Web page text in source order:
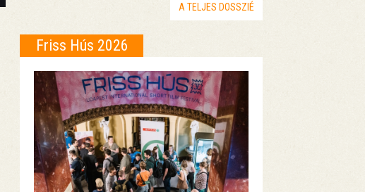
A TELJES DOSSZIÉ
Friss Hús 2026